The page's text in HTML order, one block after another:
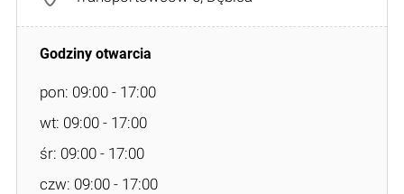
pon: 09:00 - 17:00
wt: 09:00 - 17:00
śr: 09:00 - 17:00
czw: 09:00 - 17:00